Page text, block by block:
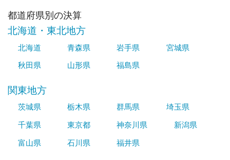
都道府県別の決算
北海道・東北地方
北海道 青森県 岩手県
宮城県
秋田県
山形県 福島県
関東地方
茨城県 栃木県 群馬県
埼玉県
千葉県
東京都 神奈川県
新潟県
富山県
石川県 福井県